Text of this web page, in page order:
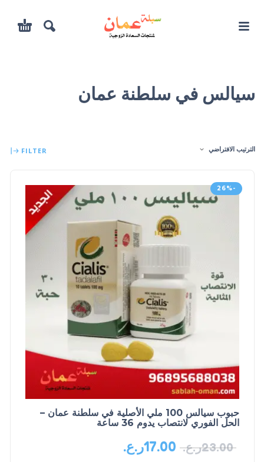
سيالس في سلطنة عمان
الترتيب الافتراضي FILTER
-26%
حبوب سيالس 100 ملي الأصلية في سلطنة عمان –
الحل الفوري لانتصاب يدوم 36 ساعة
23.00ر.ع. 17.00ر.ع.